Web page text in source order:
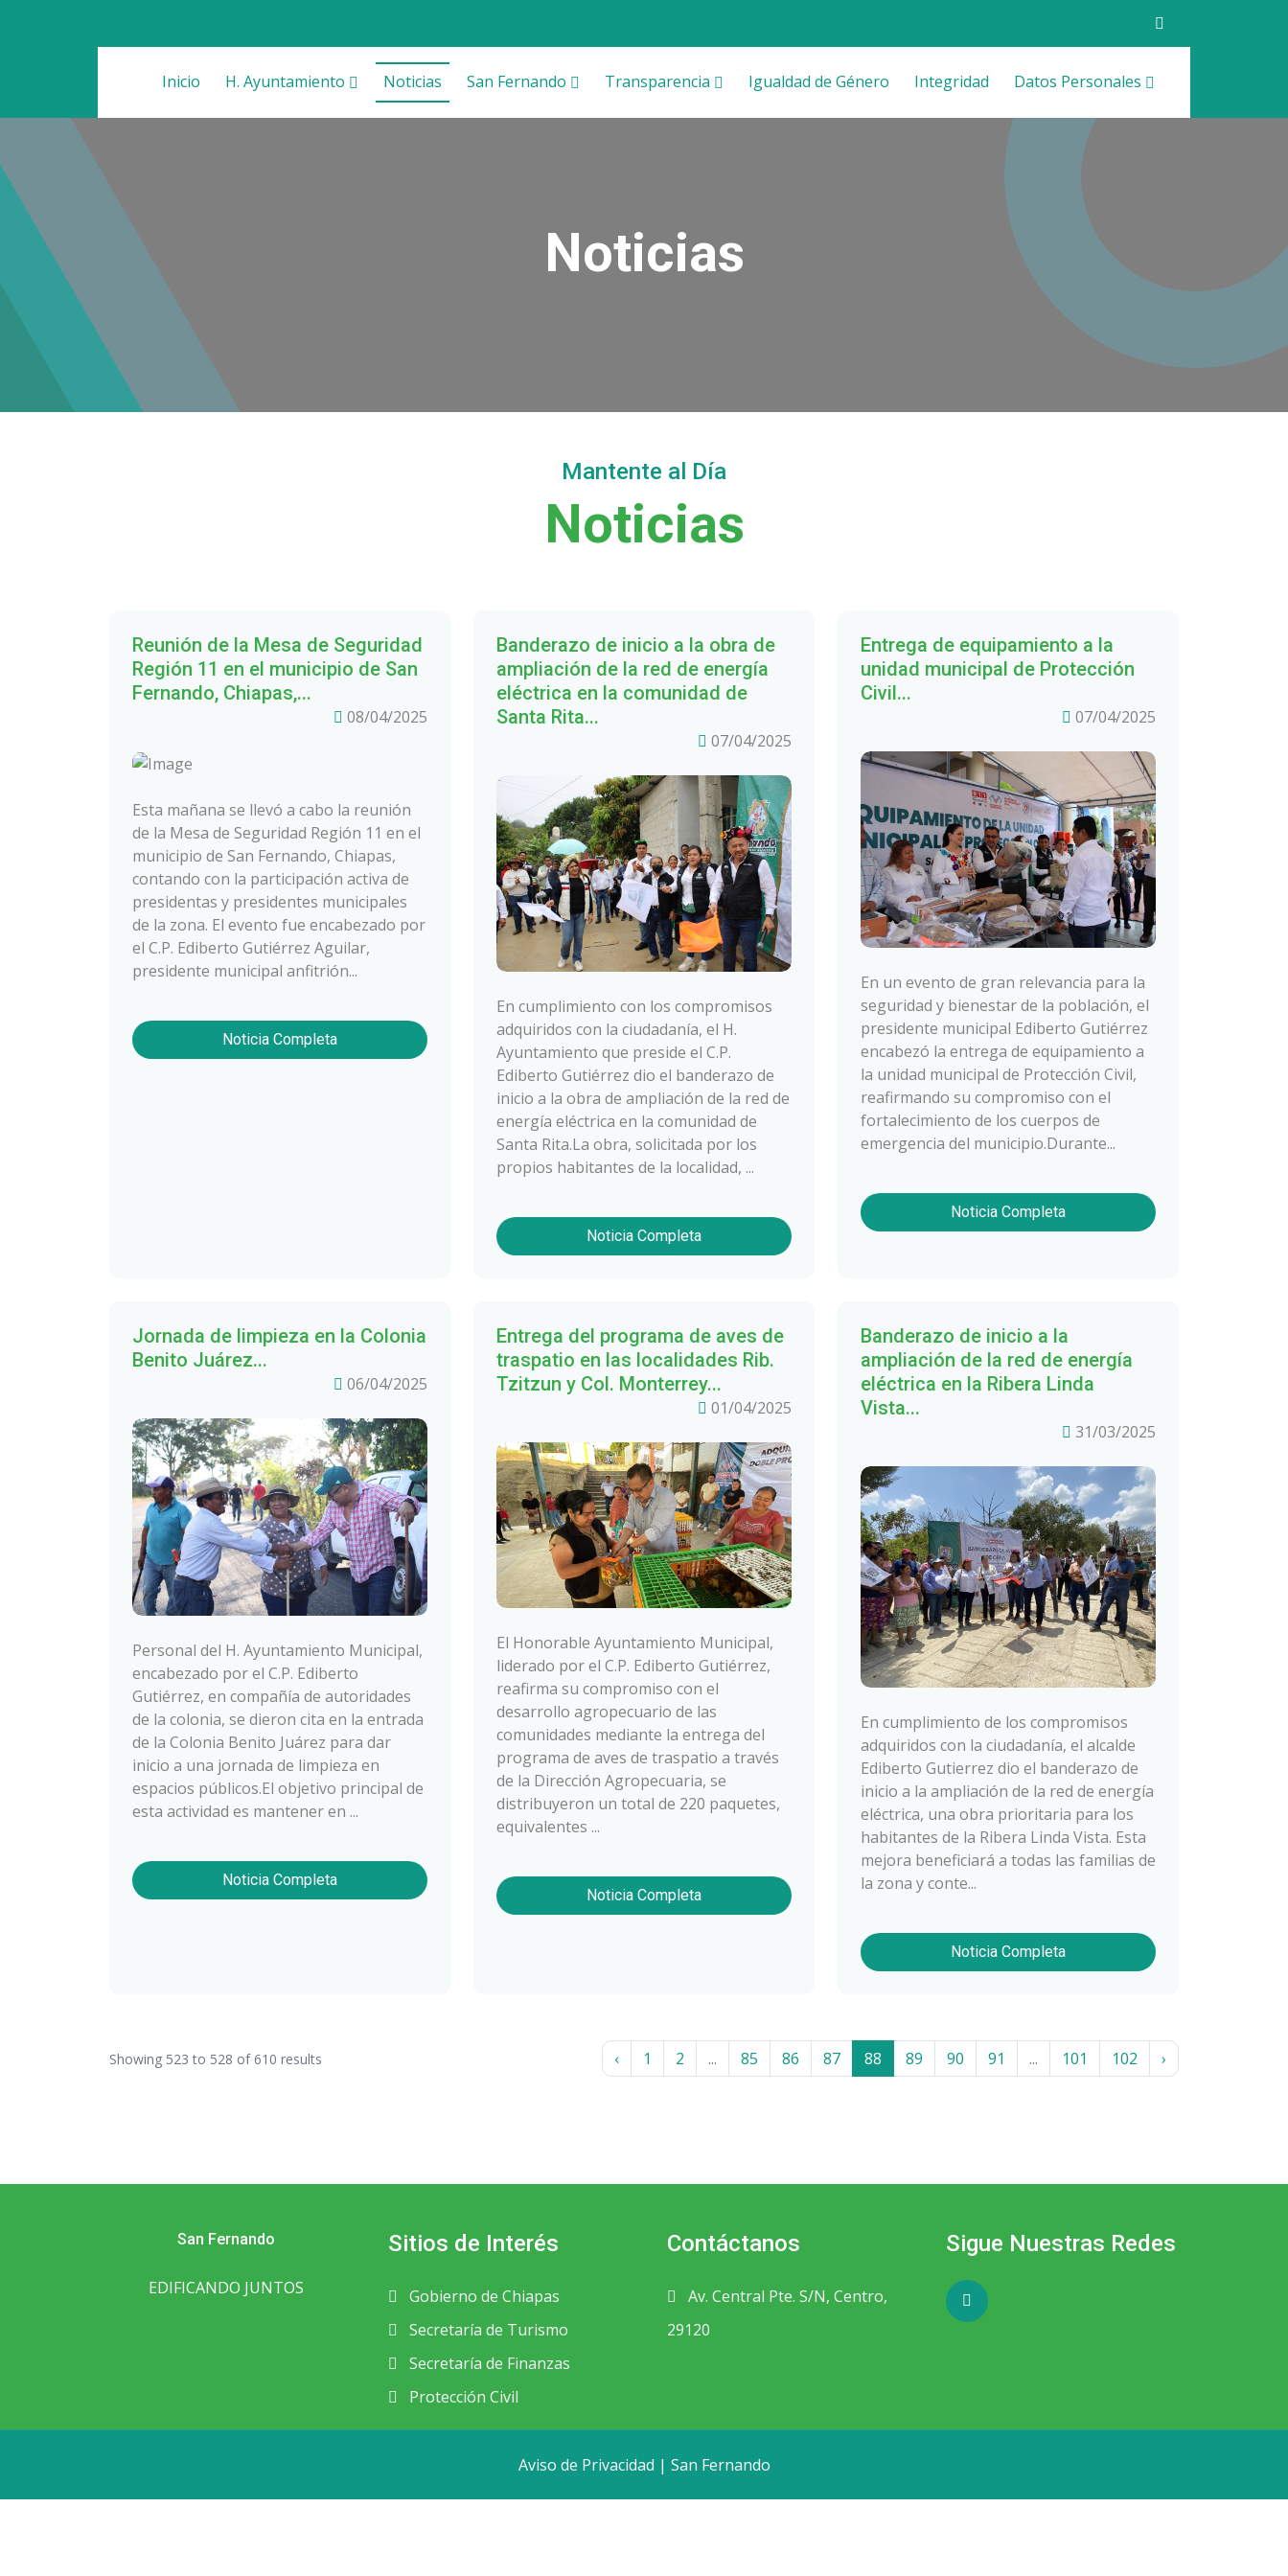
Inicio H. Ayuntamiento Noticias San Fernando Transparencia Igualdad de Género Integridad Datos Personales
Noticias
Mantente al Día
Noticias
Reunión de la Mesa de Seguridad
Región 11 en el municipio de San
Fernando, Chiapas,...
08/04/2025
Esta mañana se llevó a cabo la reunión
de la Mesa de Seguridad Región 11 en el
municipio de San Fernando, Chiapas,
contando con la participación activa de
presidentas y presidentes municipales
de la zona. El evento fue encabezado por
el C.P. Ediberto Gutiérrez Aguilar,
presidente municipal anfitrión...
Noticia Completa
Banderazo de inicio a la obra de
ampliación de la red de energía
eléctrica en la comunidad de
Santa Rita...
07/04/2025
En cumplimiento con los compromisos
adquiridos con la ciudadanía, el H.
Ayuntamiento que preside el C.P.
Ediberto Gutiérrez dio el banderazo de
inicio a la obra de ampliación de la red de
energía eléctrica en la comunidad de
Santa Rita.La obra, solicitada por los
propios habitantes de la localidad, ...
Noticia Completa
Entrega de equipamiento a la
unidad municipal de Protección
Civil...
07/04/2025
En un evento de gran relevancia para la
seguridad y bienestar de la población, el
presidente municipal Ediberto Gutiérrez
encabezó la entrega de equipamiento a
la unidad municipal de Protección Civil,
reafirmando su compromiso con el
fortalecimiento de los cuerpos de
emergencia del municipio.Durante...
Noticia Completa
Jornada de limpieza en la Colonia
Benito Juárez...
06/04/2025
Personal del H. Ayuntamiento Municipal,
encabezado por el C.P. Ediberto
Gutiérrez, en compañía de autoridades
de la colonia, se dieron cita en la entrada
de la Colonia Benito Juárez para dar
inicio a una jornada de limpieza en
espacios públicos.El objetivo principal de
esta actividad es mantener en ...
Noticia Completa
Entrega del programa de aves de
traspatio en las localidades Rib.
Tzitzun y Col. Monterrey...
01/04/2025
El Honorable Ayuntamiento Municipal,
liderado por el C.P. Ediberto Gutiérrez,
reafirma su compromiso con el
desarrollo agropecuario de las
comunidades mediante la entrega del
programa de aves de traspatio a través
de la Dirección Agropecuaria, se
distribuyeron un total de 220 paquetes,
equivalentes ...
Noticia Completa
Banderazo de inicio a la
ampliación de la red de energía
eléctrica en la Ribera Linda
Vista...
31/03/2025
En cumplimiento de los compromisos
adquiridos con la ciudadanía, el alcalde
Ediberto Gutierrez dio el banderazo de
inicio a la ampliación de la red de energía
eléctrica, una obra prioritaria para los
habitantes de la Ribera Linda Vista. Esta
mejora beneficiará a todas las familias de
la zona y conte...
Noticia Completa
Showing 523 to 528 of 610 results ‹ 1 2 ... 85 86 87 88 89 90 91 ... 101 102 ›
San Fernando
EDIFICANDO JUNTOS
Sitios de Interés
Gobierno de Chiapas
Secretaría de Turismo
Secretaría de Finanzas
Protección Civil
Contáctanos
Av. Central Pte. S/N, Centro,
29120
Sigue Nuestras Redes
Aviso de Privacidad | San Fernando